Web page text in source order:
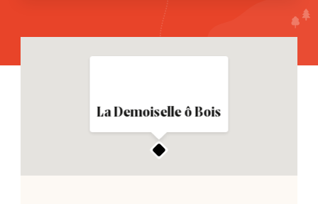
La Demoiselle ô Bois